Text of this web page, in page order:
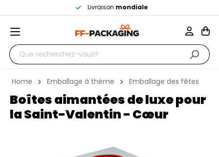
Livraisonmondiale
Home Emballage à thème Emballage des fêtes
Boîtes aimantées de luxe pour
la Saint-Valentin - Cœur